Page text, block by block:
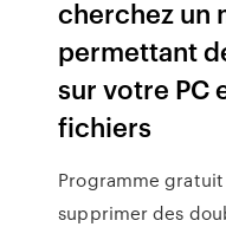
cherchez un
permettant
sur votre PC
fichiers
Programme
supprimer des